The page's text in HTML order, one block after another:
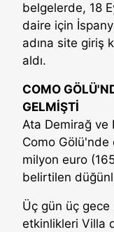
belgelerde, 18
daire için
adına site giriş
aldı.
COMO
GELMİŞTİ
Ata Demirağ ve
Como Gölü'nde
milyon euro
belirtilen
Üç gün üç
etkinlikleri Villa